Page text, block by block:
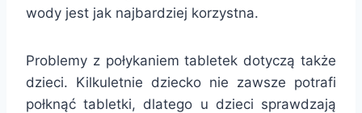
wody jest jak najbardziej korzystna.
Problemy z połykaniem tabletek dotyczą także
dzieci. Kilkuletnie dziecko nie zawsze potrafi
połknąć tabletki, dlatego u dzieci sprawdzają